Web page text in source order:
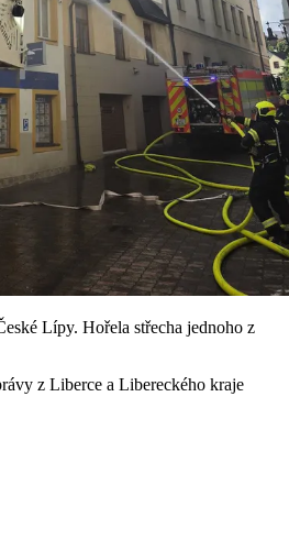
Lípy. Hořela střecha jednoho z
z Liberce a Libereckého kraje